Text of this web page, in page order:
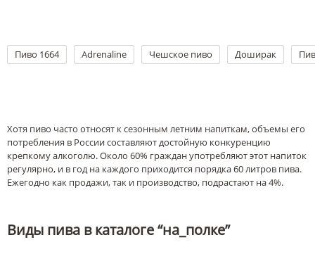
Пиво 1664 Adrenaline Чешское пиво Доширак
Хотя пиво часто относят к сезонным летним напиткам, объемы его
потребления в России составляют достойную конкуренцию
крепкому алкоголю. Около 60% граждан употребляют этот напиток
регулярно, и в год на каждого приходится порядка 60 литров пива.
Ежегодно как продажи, так и производство, подрастают на 4%.
Виды пива в каталоге “на_полке”